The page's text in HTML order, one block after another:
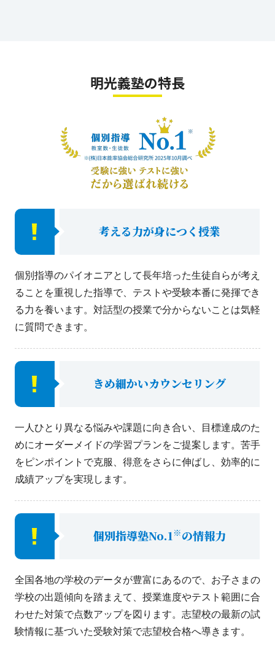
明光義塾の特長
考える力が身につく授業
個別指導のパイオニアとして長年培った生徒自らが考え
ることを重視した指導で、テストや受験本番に発揮でき
る力を養います。対話型の授業で分からないことは気軽
に質問できます。
きめ細かいカウンセリング
一人ひとり異なる悩みや課題に向き合い、目標達成のた
めにオーダーメイドの学習プランをご提案します。苦手
をピンポイントで克服、得意をさらに伸ばし、効率的に
成績アップを実現します。
個別指導塾No.1 ※の情報力
全国各地の学校のデータが豊富にあるので、お子さまの
学校の出題傾向を踏まえて、授業進度やテスト範囲に合
わせた対策で点数アップを図ります。志望校の最新の試
験情報に基づいた受験対策で志望校合格へ導きます。